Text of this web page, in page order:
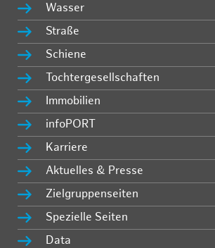
Wasser
Straße
Schiene
Tochtergesellschaften
Immobilien
infoPORT
Karriere
Aktuelles & Presse
Zielgruppenseiten
Spezielle Seiten
Data